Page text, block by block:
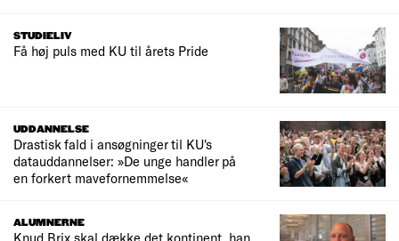
STUDIELIV
Få høj puls med KU til årets Pride
UDDANNELSE
Drastisk fald i ansøgninger til KU's
datauddannelser: »De unge handler på
en forkert mavefornemmelse«
ALUMNERNE
Knud Brix skal dække det kontinent, han